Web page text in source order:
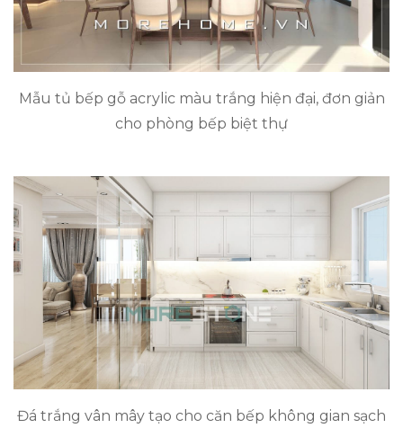
Mẫu tủ bếp gỗ acrylic màu trắng hiện đại, đơn giản
cho phòng bếp biệt thự
Đá trắng vân mây tạo cho căn bếp không gian sạch